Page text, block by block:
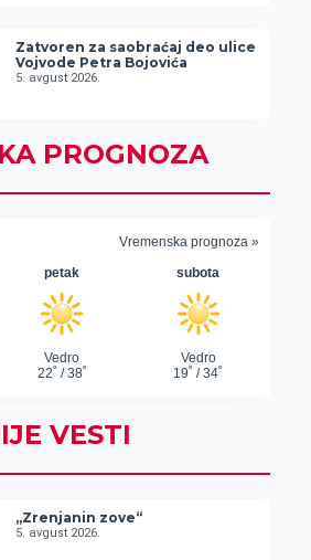
Zatvoren za saobraćaj deo ulice
Vojvode Petra Bojovića
5. avgust 2026.
PROGNOZA
VESTI
„Zrenjanin zove“
5. avgust 2026.